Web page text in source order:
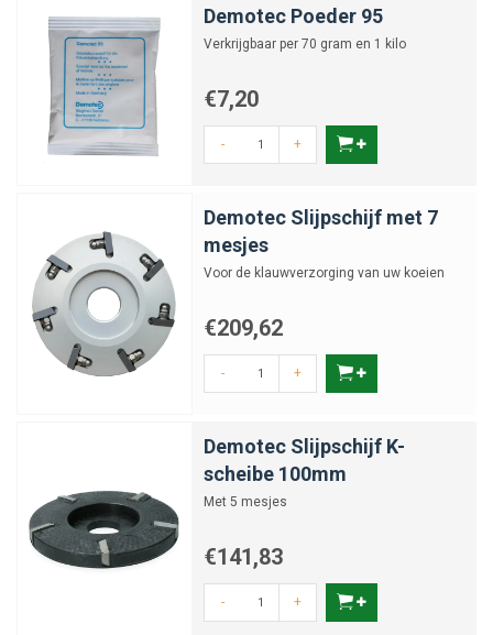
Demotec Poeder 95
Verkrijgbaar per 70 gram en 1 kilo
€7,20
- +
Demotec Slijpschijf met 7
mesjes
Voor de klauwverzorging van uw koeien
€209,62
- +
Demotec Slijpschijf K-
scheibe 100mm
Met 5 mesjes
€141,83
- +